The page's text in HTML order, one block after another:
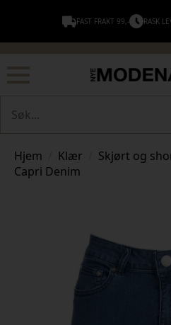
FAST FRAKT 99,- RASK
Hjem Klær Skjørt og
Capri Denim